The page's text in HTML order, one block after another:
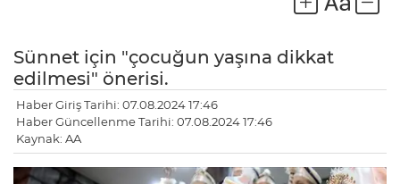
Sünnet için "çocuğun yaşına dikkat
edilmesi" önerisi.
Haber Giriş Tarihi: 07.08.2024 17:46
Haber Güncellenme Tarihi: 07.08.2024 17:46
Kaynak: AA